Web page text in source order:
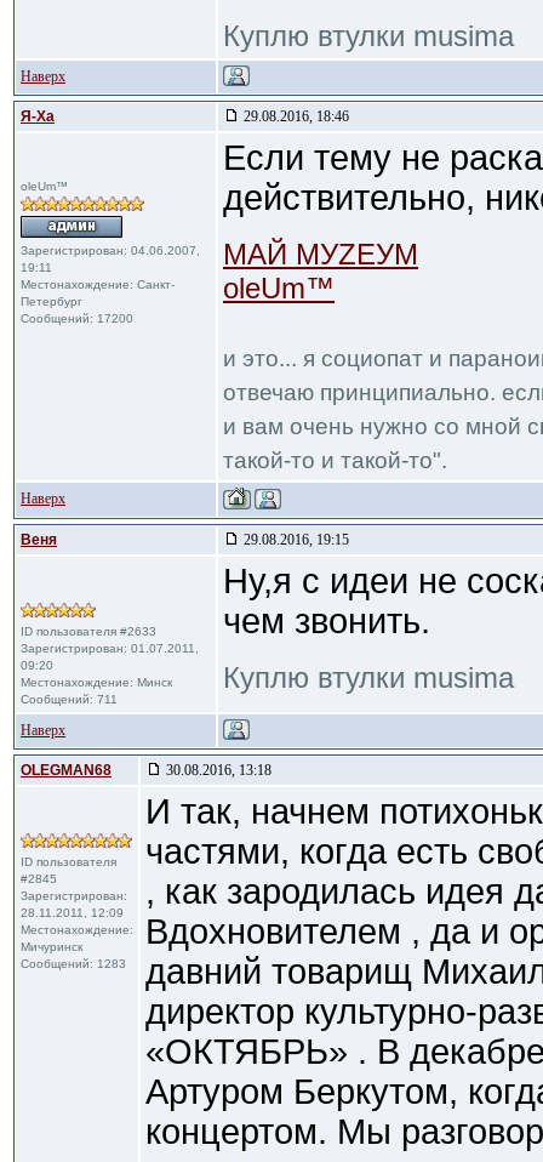
Куплю втулки musima
Наверх
Я-Ха 29.08.2016, 18:46
oleUm™
Зарегистрирован: 04.06.2007,
19:11
Местонахождение: Санкт-
Петербург
Сообщений: 17200
Если тему не
действительно,
МАЙ МУZЕУМ
oleUm™
и это... я социопат и
отвечаю принципиально.
и вам очень нужно со мной
такой-то и такой-то".
Наверх
Веня 29.08.2016, 19:15
ID пользователя #2633
Зарегистрирован: 01.07.2011,
09:20
Местонахождение: Минск
Сообщений: 711
Ну,я с идеи не
чем звонить.
Куплю втулки musima
Наверх
OLEGMAN68 30.08.2016, 13:18
ID пользователя
#2845
Зарегистрирован:
28.11.2011, 12:09
Местонахождение:
Мичуринск
Сообщений: 1283
И так, начнем
частями, когда есть
, как зародилась идея
Вдохновителем , да и
давний товарищ
директор культурно-
«ОКТЯБРЬ» . В
Артуром Беркутом,
концертом. Мы